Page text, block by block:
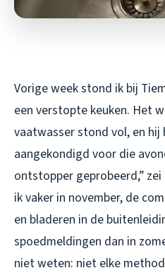
Vorige week stond ik bij
een verstopte keuken. Het
vaatwasser stond vol, en hij
aangekondigd voor die
ontstopper geprobeerd,”
ik vaker in november, de
en bladeren in de
spoedmeldingen dan in
niet weten: niet elke